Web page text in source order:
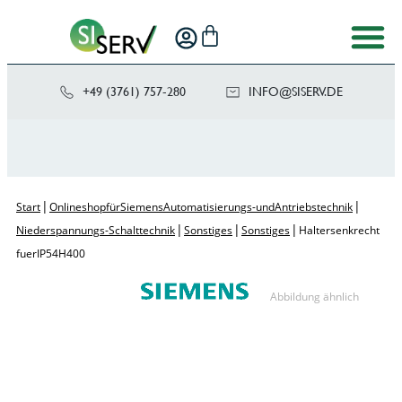
+49 (3761) 757-280 ED.VRE
SIS@OF
NI
Start | Onlineshop für Siemens Automatisierungs- und Antriebstechnik |
Niederspannungs-Schalttechnik | Sonstiges | Sonstiges | Halter senkrecht
fuer IP54 H400
Abbildung ähnlich